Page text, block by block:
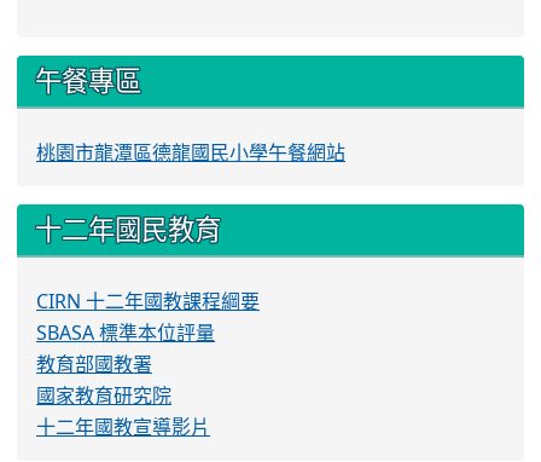
午餐專區
桃園市龍潭區德龍國民小學午餐網站
十二年國民教育
CIRN 十二年國教課程綱要
SBASA 標準本位評量
教育部國教署
國家教育研究院
十二年國教宣導影片